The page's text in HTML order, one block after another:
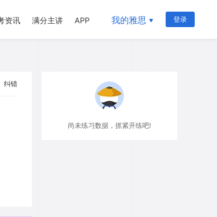
资讯 满分主讲 APP 我的雅思 登录
纠错
尚未练习数据，抓紧开练吧!